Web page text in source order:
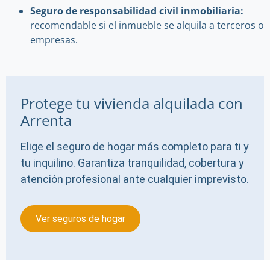
Seguro de responsabilidad civil inmobiliaria:
recomendable si el inmueble se alquila a terceros o
empresas.
Protege tu vivienda alquilada con
Arrenta
Elige el seguro de hogar más completo para ti y
tu inquilino. Garantiza tranquilidad, cobertura y
atención profesional ante cualquier imprevisto.
Ver seguros de hogar